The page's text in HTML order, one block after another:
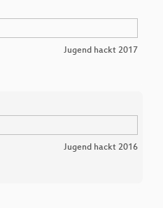
Jugend hackt 2017
Jugend hackt 2016